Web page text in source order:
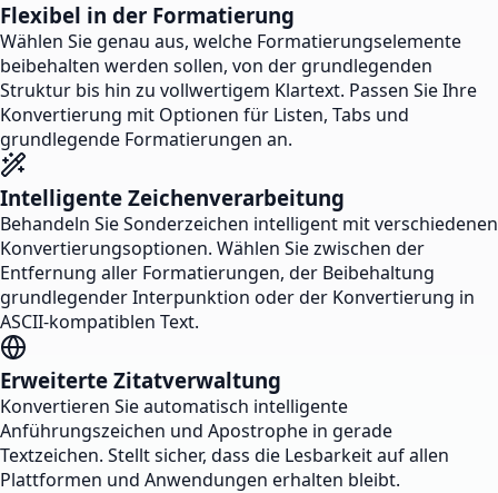
Flexibel in der Formatierung
Wählen Sie genau aus, welche Formatierungselemente
beibehalten werden sollen, von der grundlegenden
Struktur bis hin zu vollwertigem Klartext. Passen Sie Ihre
Konvertierung mit Optionen für Listen, Tabs und
grundlegende Formatierungen an.
Intelligente Zeichenverarbeitung
Behandeln Sie Sonderzeichen intelligent mit verschiedenen
Konvertierungsoptionen. Wählen Sie zwischen der
Entfernung aller Formatierungen, der Beibehaltung
grundlegender Interpunktion oder der Konvertierung in
ASCII-kompatiblen Text.
Erweiterte Zitatverwaltung
Konvertieren Sie automatisch intelligente
Anführungszeichen und Apostrophe in gerade
Textzeichen. Stellt sicher, dass die Lesbarkeit auf allen
Plattformen und Anwendungen erhalten bleibt.